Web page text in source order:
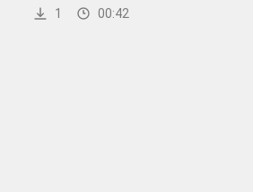
1 00:42